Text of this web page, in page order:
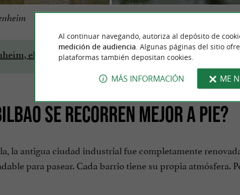
el museo por excelencia de la cultura
SE RECORREN MEJOR A PIE?
la antigua ciudad industrial fue completamente
para pasear. Cada barrio tiene su propia atmósfera.
Al continuar navegando, autoriza al depósito de
medición de audiencia . Algunas páginas del sitio
plataformas también depositan cookies.
MÁS INFORMACIÓN ME